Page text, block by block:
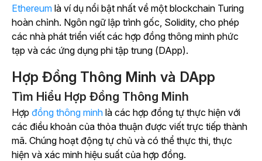
Ethereum là ví dụ nổi bật nhất về một blockchain Turing
hoàn chỉnh. Ngôn ngữ lập trình gốc, Solidity, cho phép
các nhà phát triển viết các hợp đồng thông minh phức
tạp và các ứng dụng phi tập trung (DApp).
Hợp Đồng Thông Minh và DApp
Tìm Hiểu Hợp Đồng Thông Minh
Hợp đồng thông minh là các hợp đồng tự thực hiện với
các điều khoản của thỏa thuận được viết trực tiếp thành
mã. Chúng hoạt động tự chủ và có thể thực thi, thực
hiện và xác minh hiệu suất của hợp đồng.